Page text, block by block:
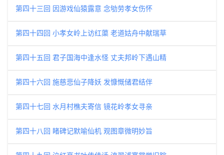
第四十三回 因游戏仙猿露意 念劬劳孝女伤怀
第四十四回 小孝女岭上访红蕖 老道姑舟中献瑞草
第四十五回 君子国海中逢水怪 丈夫邦岭下遇山精
第四十六回 施慈悲仙子降妖 发慷慨储君结伴
第四十七回 水月村樵夫寄信 镜花岭孝女寻亲
第四十八回 睹碑记默喻仙机 观图章微明妙旨